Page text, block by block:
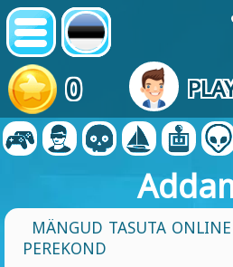
0
MÄNGUD TASUTA ONLINE
PEREKOND